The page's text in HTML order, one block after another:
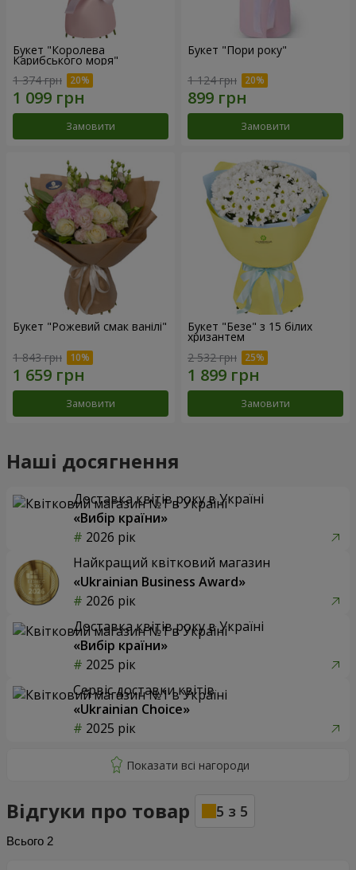
Букет "Королева
Карибського моря"
1 374 грн
Замовити
Букет "Пори року"
1 124 грн
Замовити
Букет "Рожевий смак ванілі"
1 843 грн
Замовити
Букет "Безе" з 15 білих
хризантем
2 532 грн
Замовити
Наші досягнення
Доставка квітів року в Україні
«Вибір країни»
2026 рік
Найкращий квітковий магазин
«Ukrainian Business Award»
2026 рік
Доставка квітів року в Україні
«Вибір країни»
2025 рік
Сервіс доставки квітів
«Ukrainian Choice»
2025 рік
Відгуки про товар 5 з 5
Всього 2